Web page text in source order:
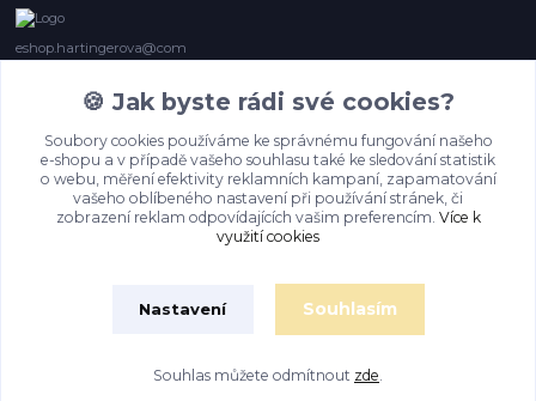
eshop.hartingerova@com
Irena Marie Hartingerová
605132850
(Po-Ne, 9- 20 hod.) Když se nedovoláte, volám zpět
imh@hartingerova.com
Vytvořeno na Eshop-rychle.cz
🍪 Jak byste rádi své cookies?
Soubory cookies používáme ke správnému fungování našeho
e-shopu a v případě vašeho souhlasu také ke sledování statistik
o webu, měření efektivity reklamních kampaní, zapamatování
vašeho oblíbeného nastavení při používání stránek, či
zobrazení reklam odpovídajících vašim preferencím. Více k
využití cookies
Nastavení Souhlasím
Souhlas můžete odmítnout zde